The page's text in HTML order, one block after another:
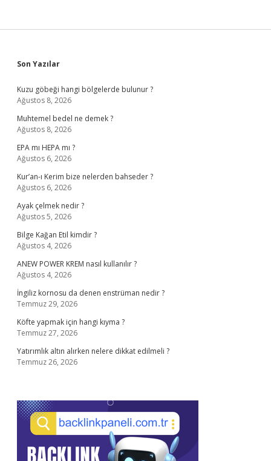
Sidebar
Son Yazılar
Kuzu göbeği hangi bölgelerde bulunur ?
Ağustos 8, 2026
Muhtemel bedel ne demek ?
Ağustos 8, 2026
EPA mı HEPA mı ?
Ağustos 6, 2026
Kur’an-ı Kerim bize nelerden bahseder ?
Ağustos 6, 2026
Ayak çelmek nedir ?
Ağustos 5, 2026
Bilge Kağan Etil kimdir ?
Ağustos 4, 2026
ANEW POWER KREM nasıl kullanılır ?
Ağustos 4, 2026
İngiliz kornosu da denen enstrüman nedir ?
Temmuz 29, 2026
Köfte yapmak için hangi kıyma ?
Temmuz 27, 2026
Yatırımlık altın alırken nelere dikkat edilmeli ?
Temmuz 26, 2026